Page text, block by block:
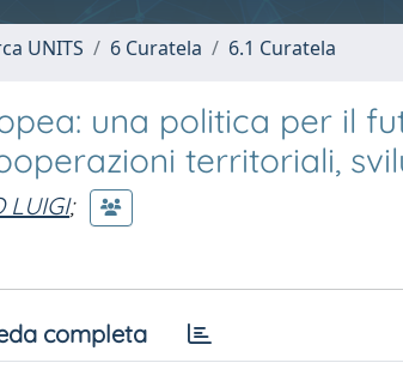
UNITS 6 Curatela 6.1 Curatela
una politica per il
territoriali,
LUIGI;
completa